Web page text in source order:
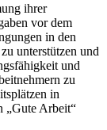
ihrer
vor dem
in den
unterstützen und
und
zu
in
„Gute Arbeit“